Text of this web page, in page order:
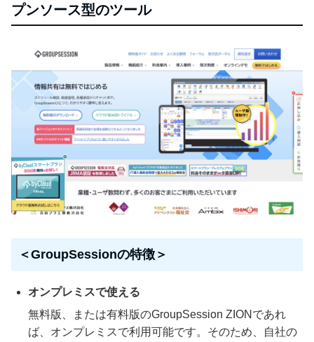
プンソース型のツール
＜GroupSessionの特徴＞
オンプレミスで使える
無料版、または有料版のGroupSession ZIONであれ
ば、オンプレミスで利用可能です。そのため、自社の